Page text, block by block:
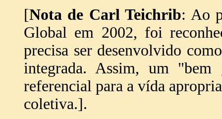
[Nota de Carl Teichrib: Ao
Global em 2002, foi
precisa ser desenvolvido
integrada. Assim, um
referencial para a vída
coletiva.].